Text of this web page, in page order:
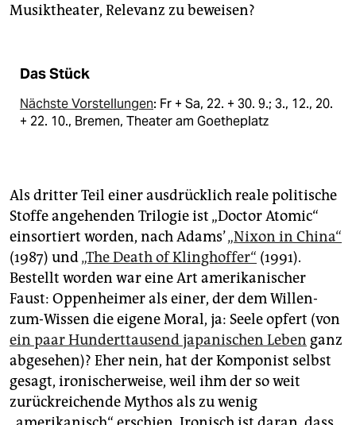
Musiktheater, Relevanz zu beweisen?
Das Stück
Nächste Vorstellungen: Fr + Sa, 22. + 30. 9.; 3., 12., 20.
+ 22. 10., Bremen, Theater am Goetheplatz
Als dritter Teil einer ausdrücklich reale politische
Stoffe angehenden Trilogie ist „Doctor Atomic“
einsortiert worden, nach Adams’„Nixon in China“
(1987) und„The Death of Klinghoffer“ (1991).
Bestellt worden war eine Art amerikanischer
Faust: Oppenheimer als einer, der dem Willen-
zum-Wissen die eigene Moral, ja: Seele opfert (von
ein paar Hunderttausend japanischen Leben ganz
abgesehen)? Eher nein, hat der Komponist selbst
gesagt, ironischerweise, weil ihm der so weit
zurückreichende Mythos als zu wenig